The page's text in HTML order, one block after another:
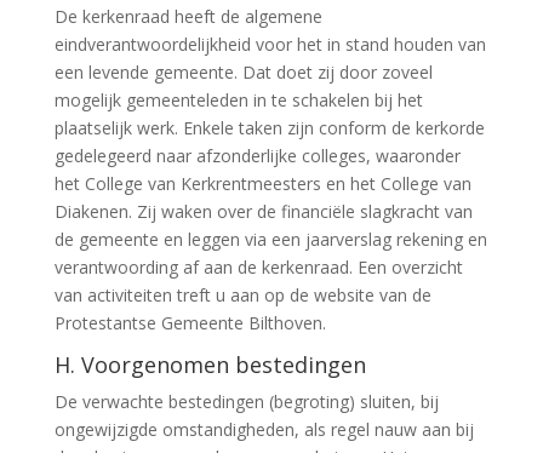
De kerkenraad heeft de algemene
eindverantwoordelijkheid voor het in stand houden van
een levende gemeente. Dat doet zij door zoveel
mogelijk gemeenteleden in te schakelen bij het
plaatselijk werk. Enkele taken zijn conform de kerkorde
gedelegeerd naar afzonderlijke colleges, waaronder
het College van Kerkrentmeesters en het College van
Diakenen. Zij waken over de financiële slagkracht van
de gemeente en leggen via een jaarverslag rekening en
verantwoording af aan de kerkenraad. Een overzicht
van activiteiten treft u aan op de website van de
Protestantse Gemeente Bilthoven.
H. Voorgenomen bestedingen
De verwachte bestedingen (begroting) sluiten, bij
ongewijzigde omstandigheden, als regel nauw aan bij